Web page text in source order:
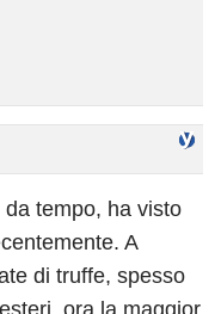
tempo, ha visto
A
di truffe, spesso
ora la maggior